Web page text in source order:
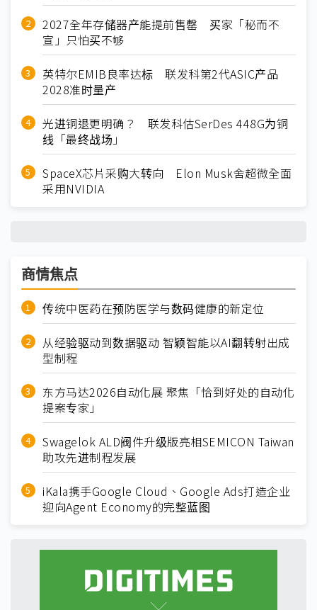
2027全年存储器产能提前售罄 买家「秘而不
宣」只怕买不够
英特尔EMIB良率达标 联发科第2代ASIC产品
2028准时量产
光进铜退更明确？ 联发科估SerDes 448G为铜
线「最终战场」
SpaceX芯片采购大转向 Elon Musk舍超微全面
采用NVIDIA
商情焦点
传统中医药在预防医学与数码健康的新定位
从经验驱动到数据驱动 智颖智能以AI翻转射出成
型制程
东方马达2026自动化展 聚焦「恰到好处的自动化
提案专家」
Swagelok ALD阀件升级版亮相SEMICON Taiwan
助攻先进制程发展
iKala携手Google Cloud、Google Ads打造企业
迎向Agent Economy的完整蓝图